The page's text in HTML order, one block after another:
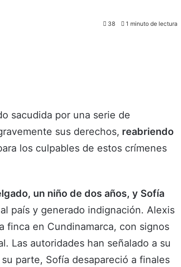
38 1 minuto de lectura
sacudida por una serie de
sus derechos, reabriendo
los culpables de estos crímenes
un niño de dos años, y Sofía
país y generado indignación. Alexis
finca en Cundinamarca, con signos
Las autoridades han señalado a su
parte, Sofía desapareció a finales